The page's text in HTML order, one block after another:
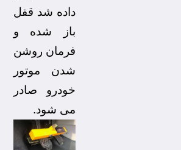
داده شد قفل
باز شده و
فرمان روشن
شدن موتور
خودرو صادر
می شود.